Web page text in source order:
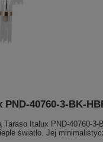
40760-3-BK-
Italux PND-40760-
światło. Jej